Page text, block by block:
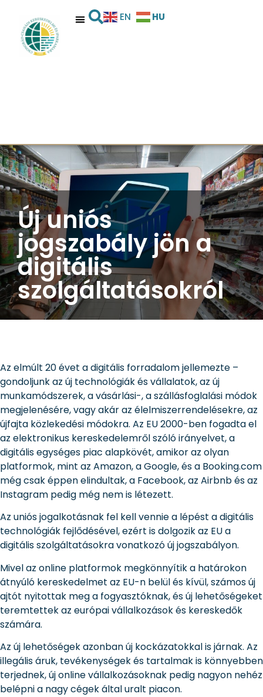
EN HU
Új uniós
jogszabály jön a
digitális
szolgáltatásokról
Az elmúlt 20 évet a digitális forradalom jellemezte –
gondoljunk az új technológiák és vállalatok, az új
munkamódszerek, a vásárlási-, a szállásfoglalási módok
megjelenésére, vagy akár az élelmiszerrendelésekre, az
újfajta közlekedési módokra. Az EU 2000-ben fogadta el
az elektronikus kereskedelemről szóló irányelvet, a
digitális egységes piac alapkövét, amikor az olyan
platformok, mint az Amazon, a Google, és a Booking.com
még csak éppen elindultak, a Facebook, az Airbnb és az
Instagram pedig még nem is létezett.
Az uniós jogalkotásnak fel kell vennie a lépést a digitális
technológiák fejlődésével, ezért is dolgozik az EU a
digitális szolgáltatásokra vonatkozó új jogszabályon.
Mivel az online platformok megkönnyítik a határokon
átnyúló kereskedelmet az EU-n belül és kívül, számos új
ajtót nyitottak meg a fogyasztóknak, és új lehetőségeket
teremtettek az európai vállalkozások és kereskedők
számára.
Az új lehetőségek azonban új kockázatokkal is járnak. Az
illegális áruk, tevékenységek és tartalmak is könnyebben
terjednek, új online vállalkozásoknak pedig nagyon nehéz
belépni a nagy cégek által uralt piacon.